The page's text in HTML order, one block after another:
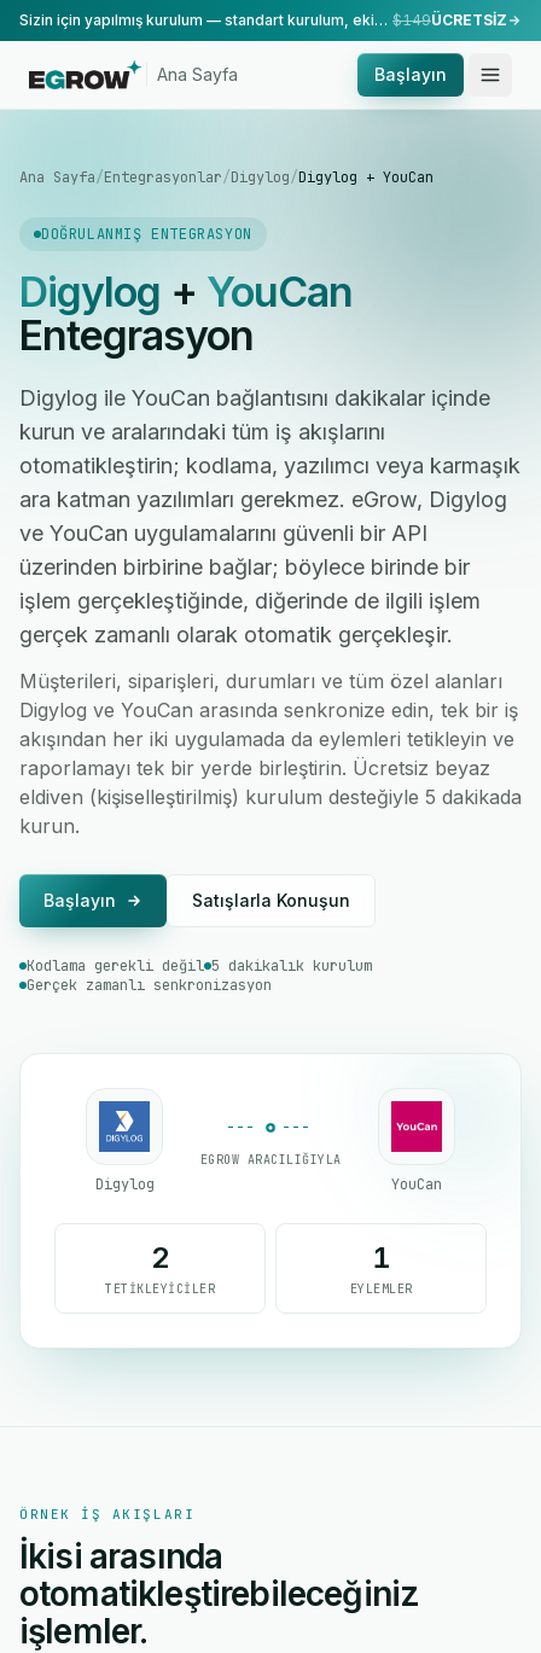
Sizin için yapılmış kurulum — standart kurulum, ekibimiz tarafından yapılır. $149ÜCRETSİZ
Ana Sayfa Başlayın
Ana Sayfa/Entegrasyonlar/Digylog/Digylog + YouCan
DOĞRULANMIŞ ENTEGRASYON
Digylog + YouCan
Entegrasyon
Digylog ile YouCan bağlantısını dakikalar içinde
kurun ve aralarındaki tüm iş akışlarını
otomatikleştirin; kodlama, yazılımcı veya karmaşık
ara katman yazılımları gerekmez. eGrow, Digylog
ve YouCan uygulamalarını güvenli bir API
üzerinden birbirine bağlar; böylece birinde bir
işlem gerçekleştiğinde, diğerinde de ilgili işlem
gerçek zamanlı olarak otomatik gerçekleşir.
Müşterileri, siparişleri, durumları ve tüm özel alanları
Digylog ve YouCan arasında senkronize edin, tek bir iş
akışından her iki uygulamada da eylemleri tetikleyin ve
raporlamayı tek bir yerde birleştirin. Ücretsiz beyaz
eldiven (kişiselleştirilmiş) kurulum desteğiyle 5 dakikada
kurun.
Başlayın Satışlarla Konuşun
Kodlama gerekli değil 5 dakikalık kurulum
Gerçek zamanlı senkronizasyon
Digylog
EGROW ARACILIĞIYLA
YouCan
2
TETIKLEYICILER
1
EYLEMLER
ÖRNEK IŞ AKIŞLARI
İkisi arasında
otomatikleştirebileceğiniz
işlemler.